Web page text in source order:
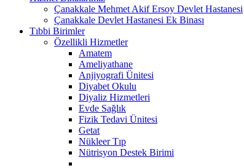
Çanakkale Mehmet Akif Ersoy Devlet Hastanesi
Çanakkale Devlet Hastanesi Ek Binası
Tıbbi Birimler
Özellikli Hizmetler
Amatem
Ameliyathane
Anjiyografi Ünitesi
Diyabet Okulu
Diyaliz Hizmetleri
Evde Sağlık
Fizik Tedavi Ünitesi
Getat
Nükleer Tıp
Nütrisyon Destek Birimi